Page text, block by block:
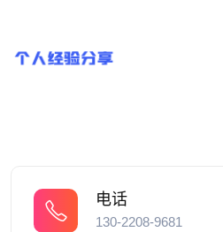
电话
130-2208-9681